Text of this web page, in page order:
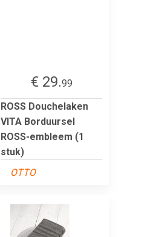
€ 29.99
ROSS Douchelaken
VITA Borduursel
ROSS-embleem (1
stuk)
OTTO